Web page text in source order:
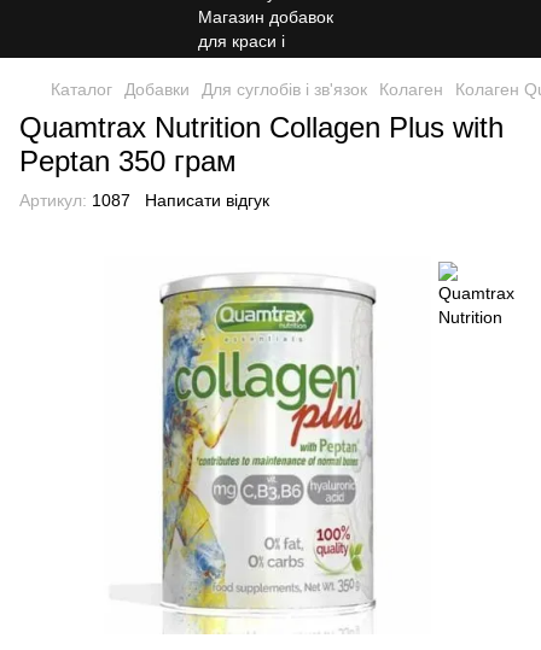
Каталог Добавки Для суглобів і зв'язок Колаген Колаген
Quamtrax Nutrition Collagen Plus with
Peptan 350 грам
Артикул: 1087 Написати відгук